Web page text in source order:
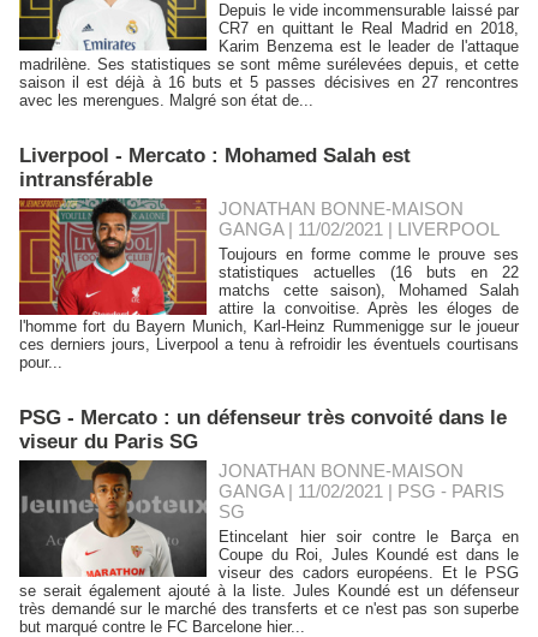
Depuis le vide incommensurable laissé par
CR7 en quittant le Real Madrid en 2018,
Karim Benzema est le leader de l'attaque
madrilène. Ses statistiques se sont même surélevées depuis, et cette
saison il est déjà à 16 buts et 5 passes décisives en 27 rencontres
avec les merengues. Malgré son état de...
Liverpool - Mercato : Mohamed Salah est
intransférable
JONATHAN BONNE-MAISON
GANGA | 11/02/2021 | LIVERPOOL
Toujours en forme comme le prouve ses
statistiques actuelles (16 buts en 22
matchs cette saison), Mohamed Salah
attire la convoitise. Après les éloges de
l'homme fort du Bayern Munich, Karl-Heinz Rummenigge sur le joueur
ces derniers jours, Liverpool a tenu à refroidir les éventuels courtisans
pour...
PSG - Mercato : un défenseur très convoité dans le
viseur du Paris SG
JONATHAN BONNE-MAISON
GANGA | 11/02/2021 | PSG - PARIS
SG
Etincelant hier soir contre le Barça en
Coupe du Roi, Jules Koundé est dans le
viseur des cadors européens. Et le PSG
se serait également ajouté à la liste. Jules Koundé est un défenseur
très demandé sur le marché des transferts et ce n'est pas son superbe
but marqué contre le FC Barcelone hier...